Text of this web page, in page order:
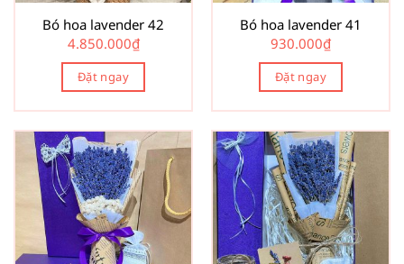
Bó hoa lavender 42
4.850.000₫
Đặt ngay
Bó hoa lavender 41
930.000₫
Đặt ngay